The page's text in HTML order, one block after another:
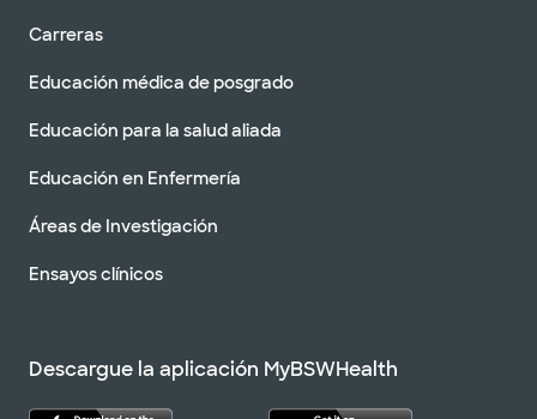
Carreras
Educación médica de posgrado
Educación para la salud aliada
Educación en Enfermería
Áreas de Investigación
Ensayos clínicos
Descargue la aplicación MyBSWHealth